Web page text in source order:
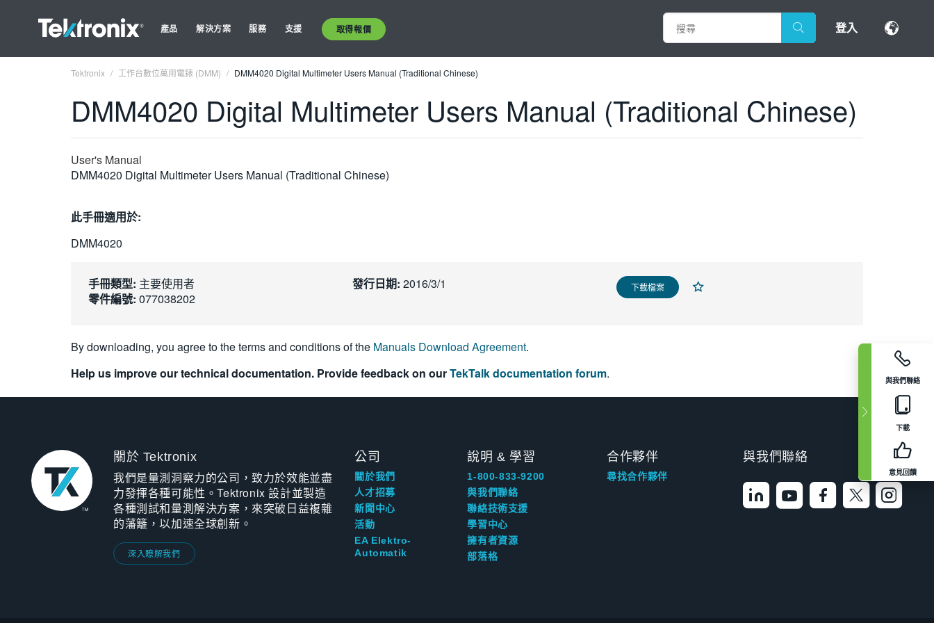
產品 解決方案 服務 支援 取得報價 登入
與我們聯絡
下載
意見回饋
Tektronix 工作台數位萬用電錶 (DMM) DMM4020 Digital Multimeter Users Manual (Traditional Chinese)
DMM4020 Digital Multimeter Users Manual (Traditional Chinese)
User's Manual
DMM4020 Digital Multimeter Users Manual (Traditional Chinese)
此手冊適用於:
DMM4020
手冊類型: 主要使用者
零件編號: 077038202
發行日期: 2016/3/1 下載檔案
By downloading, you agree to the terms and conditions of the Manuals Download Agreement.
Help us improve our technical documentation. Provide feedback on ourTekTalk documentation forum.
關於 Tektronix
我們是量測洞察力的公司，致力於效能並盡
力發揮各種可能性。Tektronix 設計並製造
各種測試和量測解決方案，來突破日益複雜
的藩籬，以加速全球創新。
深入瞭解我們
公司
關於我們
人才招募
新聞中心
活動
EA Elektro-
Automatik
說明 & 學習
1-800-833-9200
與我們聯絡
聯絡技術支援
學習中心
擁有者資源
部落格
合作夥伴
尋找合作夥伴
與我們聯絡